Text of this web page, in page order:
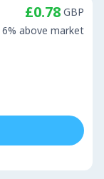
£0.78 GBP
6% above market